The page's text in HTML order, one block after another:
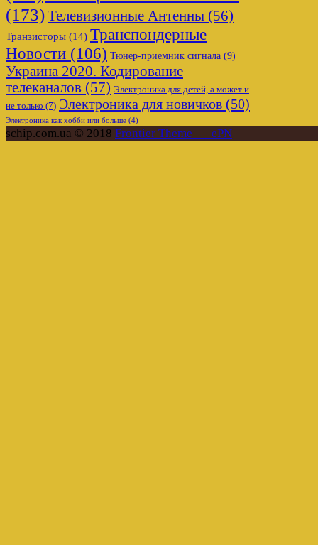
(173)Телевизионные Антенны (56)
Транзисторы (14) Транспондерные
Новости (106) Тюнер-приемник сигнала (9)
Украина 2020. Кодирование
телеканалов (57) Электроника для детей, а может и
не только (7) Электроника для новичков (50)
Электроника как хобби или больше (4)
schip.com.ua © 2018 Frontier Theme___ePN